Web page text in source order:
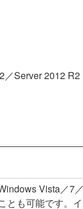
／Server 2012 R2
Vista／7
とも可能です。